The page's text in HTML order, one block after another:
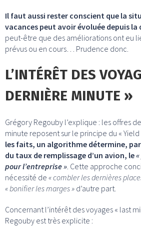
Il faut aussi rester conscient que la
vacances peut avoir évoluée depuis
peut-être que des améliorations ont eu
prévus ou en cours… Prudence donc.
L’INTÉRÊT DES
DERNIÈRE MINUTE »
Grégory Regouby l’explique : les offres
minute reposent sur le principe du « Yield
les faits, un algorithme détermine,
du taux de remplissage d’un avion, le
pour l’entreprise » . Cette approche
nécessité de « combler les dernières
« bonifier les marges » d’autre part.
Concernant l’intérêt des voyages « last
Regouby est très explicite :